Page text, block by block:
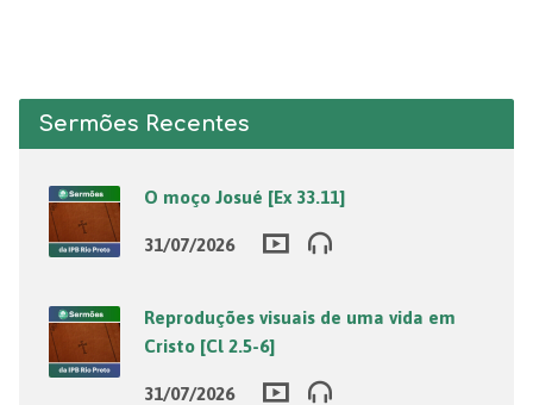
Sermões Recentes
O moço Josué [Ex 33.11]
31/07/2026
Reproduções visuais de uma vida em
Cristo [Cl 2.5-6]
31/07/2026